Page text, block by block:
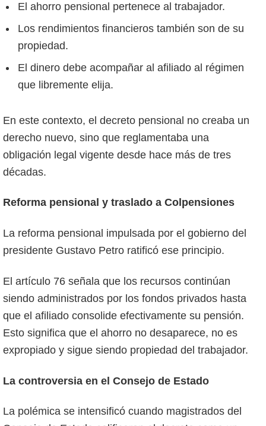
El ahorro pensional pertenece al trabajador.
Los rendimientos financieros también son de su
propiedad.
El dinero debe acompañar al afiliado al régimen
que libremente elija.
En este contexto, el decreto pensional no creaba un
derecho nuevo, sino que reglamentaba una
obligación legal vigente desde hace más de tres
décadas.
Reforma pensional y traslado a Colpensiones
La reforma pensional impulsada por el gobierno del
presidente Gustavo Petro ratificó ese principio.
El artículo 76 señala que los recursos continúan
siendo administrados por los fondos privados hasta
que el afiliado consolide efectivamente su pensión.
Esto significa que el ahorro no desaparece, no es
expropiado y sigue siendo propiedad del trabajador.
La controversia en el Consejo de Estado
La polémica se intensificó cuando magistrados del